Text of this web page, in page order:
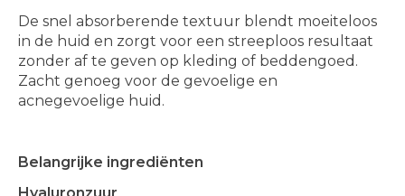
De snel absorberende textuur blendt moeiteloos
in de huid en zorgt voor een streeploos resultaat
zonder af te geven op kleding of beddengoed.
Zacht genoeg voor de gevoelige en
acnegevoelige huid.
Belangrijke ingrediënten
Hyaluronzuur